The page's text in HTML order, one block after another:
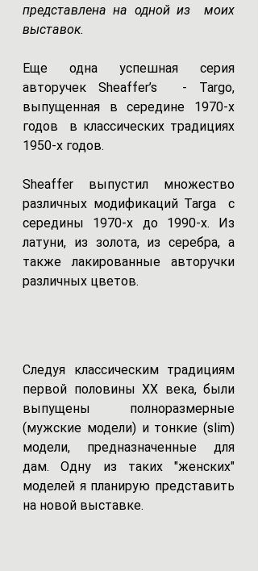
представлена на одной из  моих
выставок.
Еще одна успешная серия
авторучек Sheaffer’s  - Targo,
выпущенная в середине 1970-х
годов  в классических традициях
1950-х годов.
Sheaffer выпустил множество
различных модификаций Targa  с
середины 1970-х до 1990-х. Из
латуни, из золота, из серебра, а
также лакированные авторучки
различных цветов.
Следуя классическим традициям
первой половины XX века, были
выпущены  полноразмерные
(мужские модели) и тонкие (slim)
модели, предназначенные для
дам. Одну из таких "женских"
моделей я планирую представить
на новой выставке.